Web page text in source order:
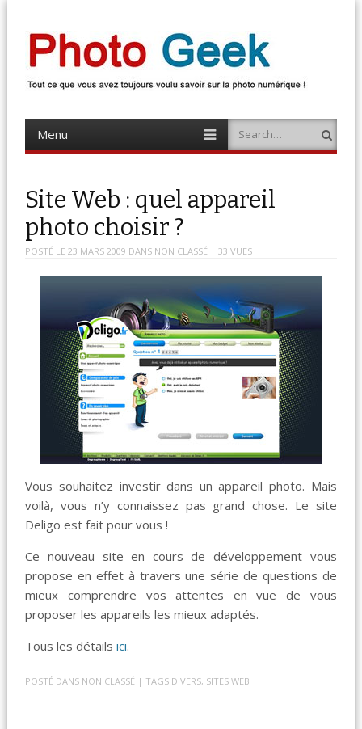
Photo Geek
Menu
content
Search
Site Web : quel appareil
photo choisir ?
POSTÉ LE 23 MARS 2009 DANS NON CLASSÉ | 33 VUES
Vous souhaitez investir dans un appareil photo. Mais
voilà, vous n’y connaissez pas grand chose. Le site
Deligo est fait pour vous !
Ce nouveau site en cours de développement vous
propose en effet à travers une série de questions de
mieux comprendre vos attentes en vue de vous
proposer les appareils les mieux adaptés.
Tous les détailsici.
POSTÉ DANS NON CLASSÉ | TAGS DIVERS, SITES WEB